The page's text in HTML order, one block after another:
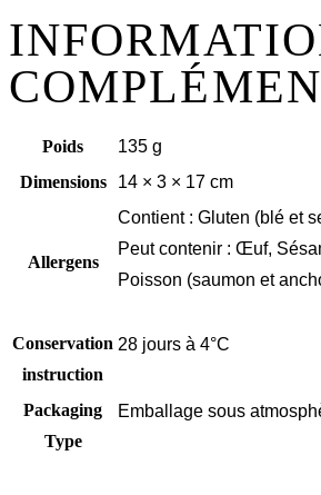
Poids
135 g
Dimensions
14 × 3 × 17 cm
Allergens
Contient : Gluten (blé et
Peut contenir : Œuf,
Poisson (saumon et
Conservation
instruction
28 jours à 4°C
Packaging
Type
Emballage sous